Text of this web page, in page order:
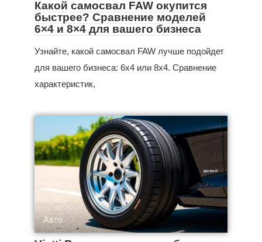
Какой самосвал FAW окупится
быстрее? Сравнение моделей
6×4 и 8×4 для вашего бизнеса
Узнайте, какой самосвал FAW лучше подойдет
для вашего бизнеса: 6x4 или 8x4. Сравнение
характеристик,
Авто